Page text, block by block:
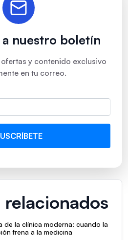
nuestro boletín
y contenido exclusivo
en tu correo.
de la clínica moderna: cuando la
frena a la medicina